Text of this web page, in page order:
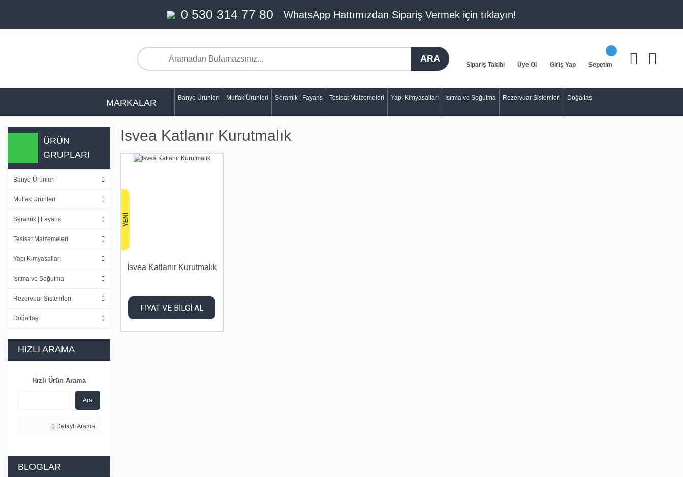
0 530 314 77 80 WhatsApp Hattımızdan Sipariş Vermek için tıklayın!
ARA
Sipariş Takibi Üye Ol Giriş Yap Sepetim
MARKALAR Banyo Ürünleri Mutfak Ürünleri Seramik | Fayans Tesisat Malzemeleri Yapı Kimyasalları Isıtma ve Soğutma Rezervuar Sistemleri Doğaltaş
ÜRÜN
GRUPLARI
Banyo Ürünleri
Mutfak Ürünleri
Seramik | Fayans
Tesisat Malzemeleri
Yapı Kimyasalları
Isıtma ve Soğutma
Rezervuar Sistemleri
Doğaltaş
HIZLI ARAMA
Hızlı Ürün Arama
Ara
Detaylı Arama
BLOGLAR
Isvea Katlanır Kurutmalık
YENİ
İsvea Katlanır Kurutmalık
FİYAT VE BİLGİ AL